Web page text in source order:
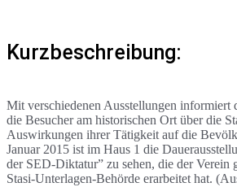
Kurzbeschreibung:
Mit verschiedenen Ausstellungen
die Besucher am historischen Ort über die
Auswirkungen ihrer Tätigkeit auf die
Januar 2015 ist im Haus 1 die
der SED-Diktatur” zu sehen, die der Verein
Stasi-Unterlagen-Behörde erarbeitet hat.